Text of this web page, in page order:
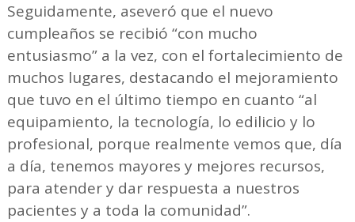
Seguidamente, aseveró que el nuevo
cumpleaños se recibió “con mucho
entusiasmo” a la vez, con el fortalecimiento de
muchos lugares, destacando el mejoramiento
que tuvo en el último tiempo en cuanto “al
equipamiento, la tecnología, lo edilicio y lo
profesional, porque realmente vemos que, día
a día, tenemos mayores y mejores recursos,
para atender y dar respuesta a nuestros
pacientes y a toda la comunidad”.